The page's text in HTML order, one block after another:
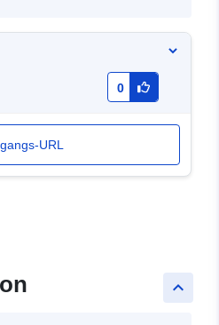
0
URL
keyboard_arrow_up